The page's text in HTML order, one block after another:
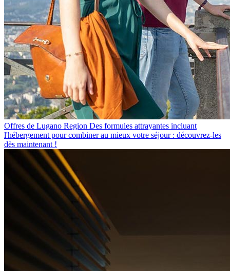
Offres de Lugano Region Des formules attrayantes incluant
l'hébergement pour combiner au mieux votre séjour : découvrez-les
dès maintenant !